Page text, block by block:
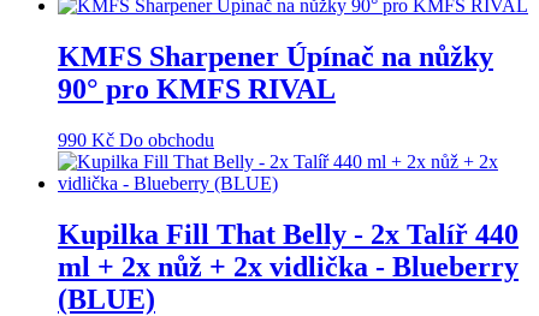
KMFS Sharpener Úpínač na nůžky
90° pro KMFS RIVAL
990 Kč Do obchodu
Kupilka Fill That Belly - 2x Talíř 440
ml + 2x nůž + 2x vidlička - Blueberry
(BLUE)